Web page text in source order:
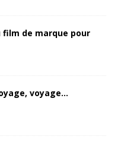
film de marque pour
voyage…